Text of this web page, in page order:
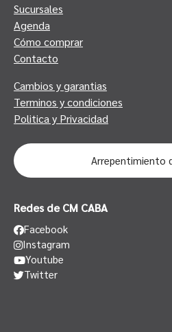
Sucursales
Agenda
Cómo comprar
Contacto
Cambios y garantias
Terminos y condiciones
Politica y Privacidad
Arrepentimiento
Redes de CM CABA
Facebook
Instagram
Youtube
Twitter